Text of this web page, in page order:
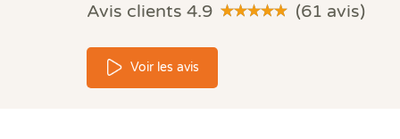
Avis clients 4.9 (61 avis)
Voir les avis